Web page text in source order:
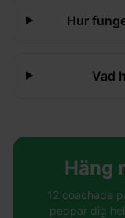
Hur
Vad
Häng
12 coachade
peppar dig